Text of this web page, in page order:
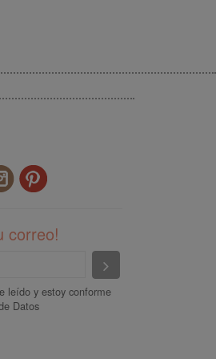
correo!
leído y estoy conforme
Datos